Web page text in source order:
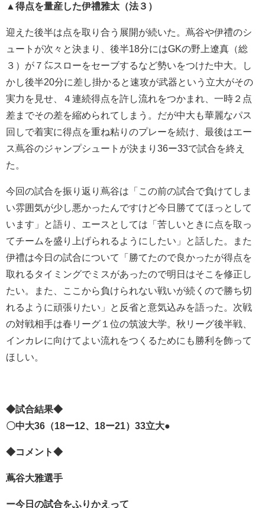
▲得点を量産した伊禮雅太（法３）
迎えた後半は点を取り合う展開が続いた。蔦谷や伊禮のシ
ュートが次々と決まり、後半18分にはGKの野上遼真（総
３）が７㍍スローをセーブするなど勢いをつけた中大。し
かし後半20分に差し掛かると速攻が武器という立大がその
実力を見せ、４連続得点を許し流れをつかまれ、一時２点
差までその差を縮められてしまう。だが中大も華麗なパス
回しで着実に得点を重ね粘りのプレーを続け、最後はエー
ス蔦谷のジャンプシュートが決まり36ー33で試合を終え
た。
今回の試合を振り返り蔦谷は「この前の試合で負けてしま
い雰囲気が少し悪かったんですけど今日勝ててほっとして
います」と語り、エースとしては「苦しいときに点を取っ
てチームを盛り上げられるようにしたい」と話した。また
伊禮は今日の試合について「勝てたので良かったが得点を
取れるタイミングでミスがあったので明日はそこを修正し
たい。また、ここから負けられない戦いが続くので勝ち切
れるように頑張りたい」と反省と意気込みを語った。次戦
の対戦相手は春リーグ１位の筑波大学。秋リーグ後半戦、
インカレに向けてよい流れをつくるためにも勝利を飾って
ほしい。
◆試合結果◆
〇中大36（18ー12、18ー21）33立大●
◆コメント◆
蔦谷大雅選手
ー今日の試合をふりかえって